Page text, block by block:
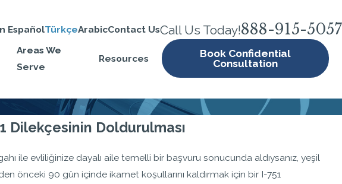
EspañolTürkçeArabicContact UsCall Us Today!888-915-5057
Areas We
Serve
Resources
Book Confidential
Consultation
Dilekçesinin Doldurulması
ile evliliğinize dayalı aile temelli bir başvuru sonucunda aldıysanız, yeşil
önceki 90 gün içinde ikamet koşullarını kaldırmak için bir I-751